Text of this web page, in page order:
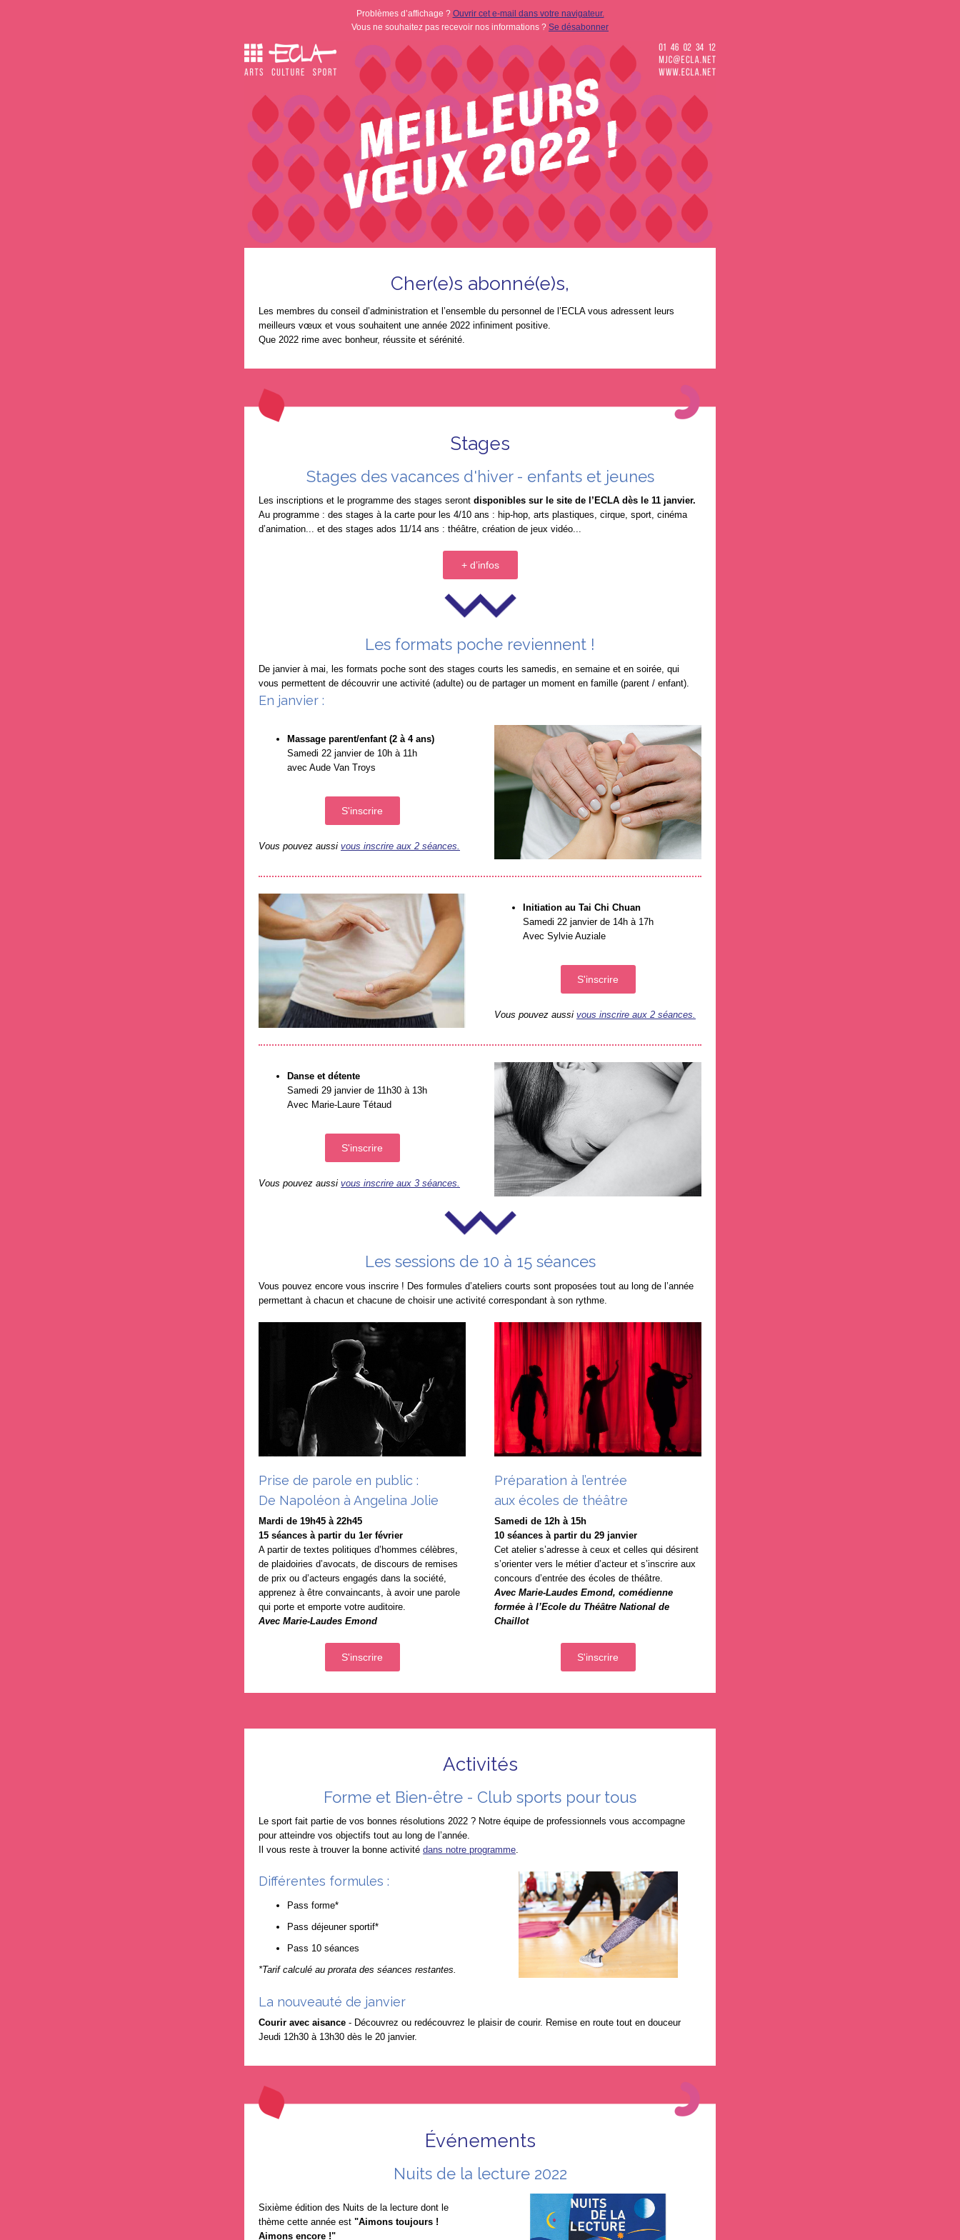
Problèmes d’affichage ? Ouvrir cet e-mail dans votre navigateur.
Vous ne souhaitez pas recevoir nos informations ? Se désabonner
Cher(e)s abonné(e)s,
Les membres du conseil d’administration et l’ensemble du personnel de l’ECLA vous adressent leurs
meilleurs vœux et vous souhaitent une année 2022 infiniment positive.
Que 2022 rime avec bonheur, réussite et sérénité.
Stages
Stages des vacances d'hiver - enfants et jeunes
Les inscriptions et le programme des stages seront disponibles sur le site de l’ECLA dès le 11 janvier.
Au programme : des stages à la carte pour les 4/10 ans : hip-hop, arts plastiques, cirque, sport, cinéma
d’animation... et des stages ados 11/14 ans : théâtre, création de jeux vidéo...
+ d’infos
Les formats poche reviennent !
De janvier à mai, les formats poche sont des stages courts les samedis, en semaine et en soirée, qui
vous permettent de découvrir une activité (adulte) ou de partager un moment en famille (parent / enfant).
En janvier :
Massage parent/enfant (2 à 4 ans)
Samedi 22 janvier de 10h à 11h
avec Aude Van Troys
S'inscrire
Vous pouvez aussi vous inscrire aux 2 séances.
Initiation au Tai Chi Chuan
Samedi 22 janvier de 14h à 17h
Avec Sylvie Auziale
S'inscrire
Vous pouvez aussi vous inscrire aux 2 séances.
Danse et détente
Samedi 29 janvier de 11h30 à 13h
Avec Marie-Laure Tétaud
S'inscrire
Vous pouvez aussi vous inscrire aux 3 séances.
Les sessions de 10 à 15 séances
Vous pouvez encore vous inscrire ! Des formules d’ateliers courts sont proposées tout au long de l’année
permettant à chacun et chacune de choisir une activité correspondant à son rythme.
Prise de parole en public :
De Napoléon à Angelina Jolie
Mardi de 19h45 à 22h45
15 séances à partir du 1er février
A partir de textes politiques d’hommes célèbres,
de plaidoiries d’avocats, de discours de remises
de prix ou d’acteurs engagés dans la société,
apprenez à être convaincants, à avoir une parole
qui porte et emporte votre auditoire.
Avec Marie-Laudes Emond
S'inscrire
Préparation à l’entrée
aux écoles de théâtre
Samedi de 12h à 15h
10 séances à partir du 29 janvier
Cet atelier s’adresse à ceux et celles qui désirent
s’orienter vers le métier d’acteur et s’inscrire aux
concours d’entrée des écoles de théâtre.
Avec Marie-Laudes Emond, comédienne
formée à l’Ecole du Théâtre National de
Chaillot
S'inscrire
Activités
Forme et Bien-être - Club sports pour tous
Le sport fait partie de vos bonnes résolutions 2022 ? Notre équipe de professionnels vous accompagne
pour atteindre vos objectifs tout au long de l’année.
Il vous reste à trouver la bonne activité dans notre programme.
Différentes formules :
Pass forme*
Pass déjeuner sportif*
Pass 10 séances
*Tarif calculé au prorata des séances restantes.
La nouveauté de janvier
Courir avec aisance - Découvrez ou redécouvrez le plaisir de courir. Remise en route tout en douceur
Jeudi 12h30 à 13h30 dès le 20 janvier.
Événements
Nuits de la lecture 2022
Sixième édition des Nuits de la lecture dont le
thème cette année est "Aimons toujours !
Aimons encore !"